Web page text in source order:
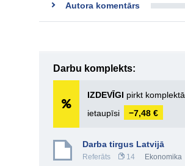
Autora komentārs
Darbu komplekts:
IZDEVĪGI pirkt komplektā
ietaupīsi
−7,48 €
Darba tirgus Latvijā
Referāts 14 Ekonomika